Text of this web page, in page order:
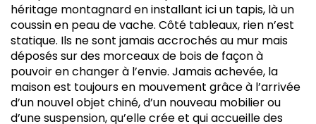
héritage montagnard en installant ici un tapis, là un
coussin en peau de vache. Côté tableaux, rien n’est
statique. Ils ne sont jamais accrochés au mur mais
déposés sur des morceaux de bois de façon à
pouvoir en changer à l’envie. Jamais achevée, la
maison est toujours en mouvement grâce à l’arrivée
d’un nouvel objet chiné, d’un nouveau mobilier ou
d’une suspension, qu’elle crée et qui accueille des